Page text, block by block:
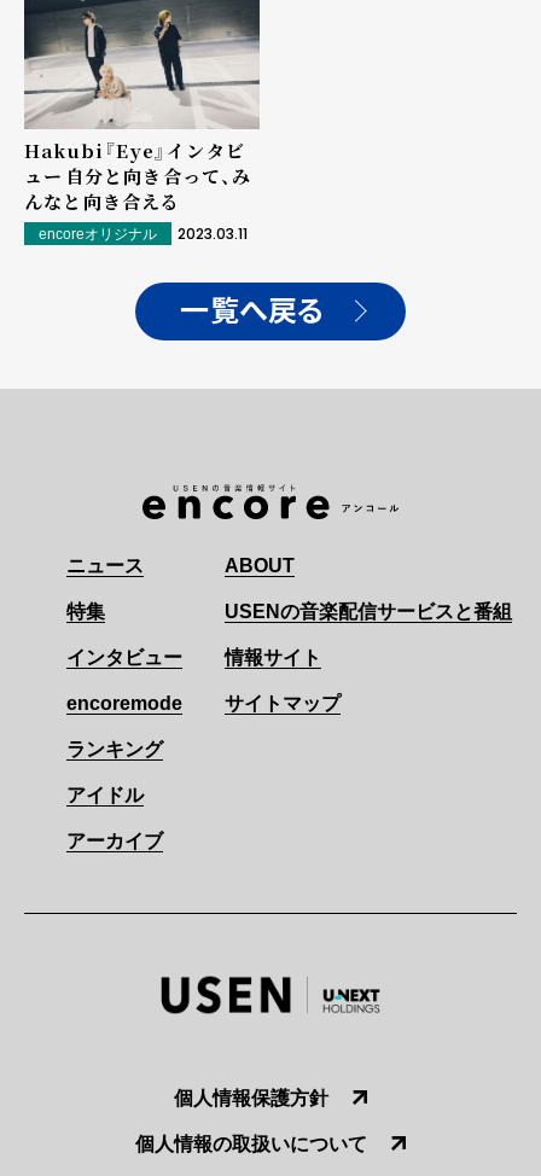
Hakubi『Eye』インタビ
ュー――自分と向き合って、み
んなと向き合える
encoreオリジナル 2023.03.11
一覧へ戻る
ニュース
特集
インタビュー
encoremode
ランキング
アイドル
アーカイブ
ABOUT
USENの音楽配信サービスと番組
情報サイト
サイトマップ
個人情報保護方針
個人情報の取扱いについて